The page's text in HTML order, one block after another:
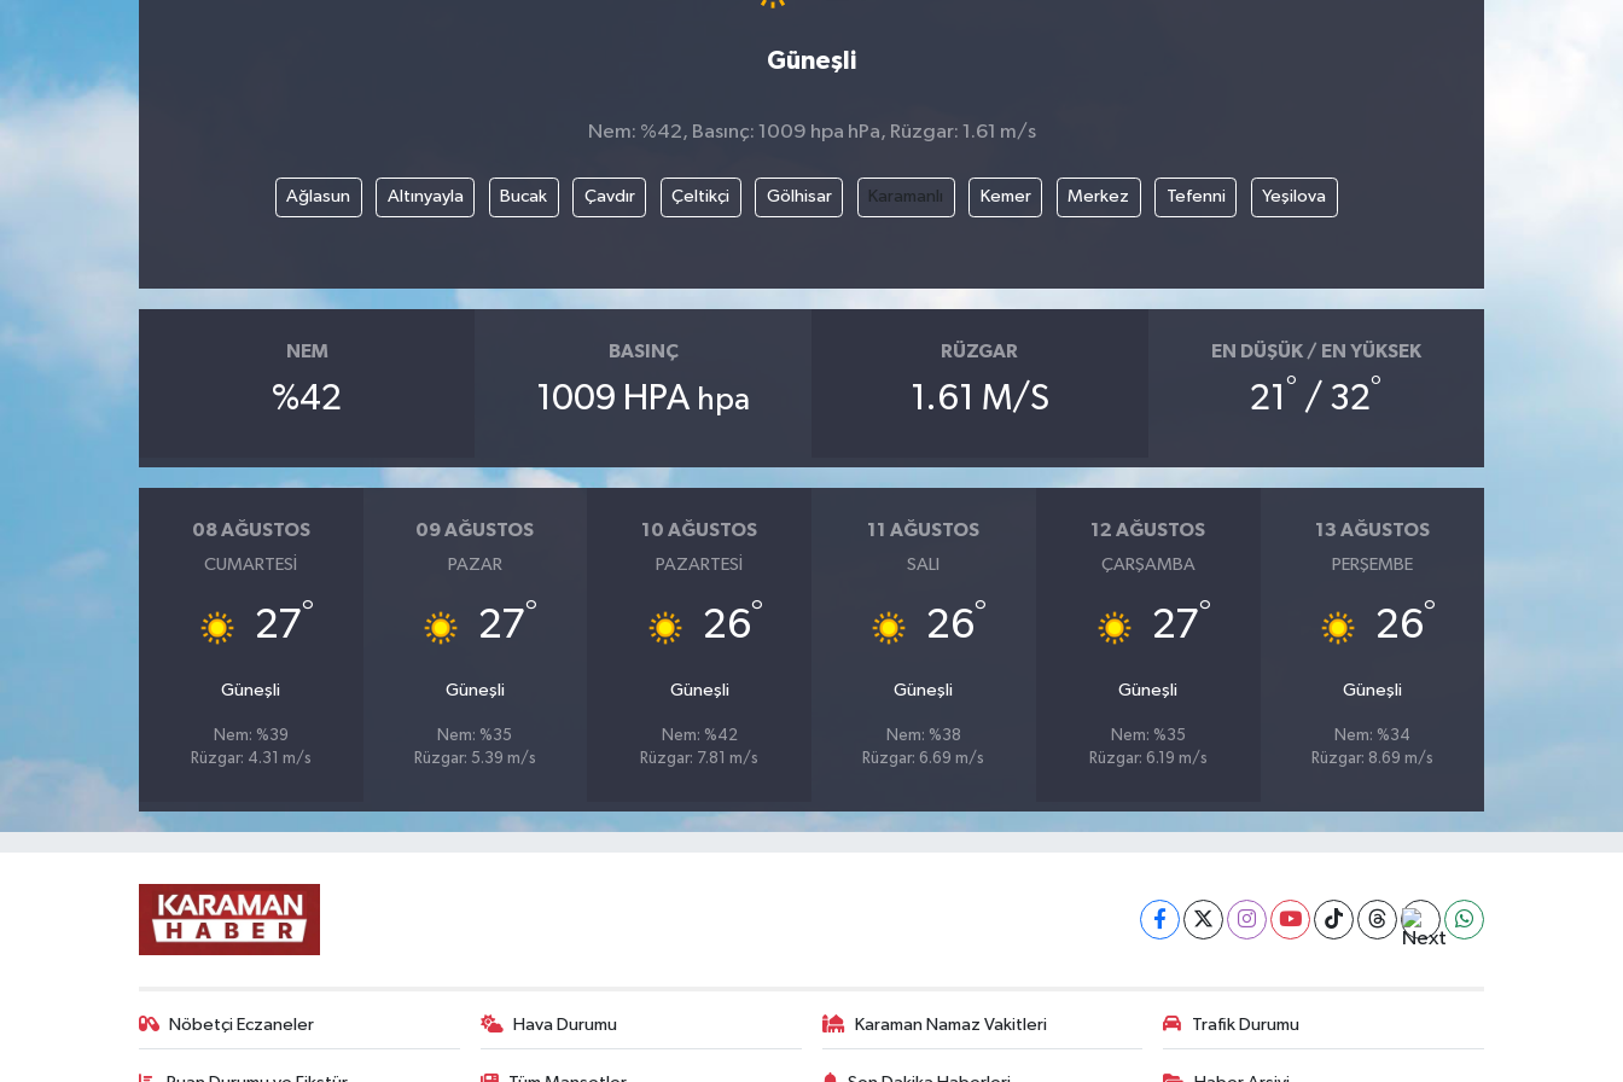
Güneşli
Nem: %42, Basınç: 1009 hpa hPa, Rüzgar: 1.61 m/s
Ağlasun Altınyayla Bucak Çavdır Çeltikçi Gölhisar Karamanlı Kemer Merkez Tefenni Yeşilova
NEM
%42
BASINÇ
1009 HPA hpa
RÜZGAR
1.61 M/S
EN DÜŞÜK / EN YÜKSEK
21 ° / 32°
08 AĞUSTOS
CUMARTESI
27°
Güneşli
Nem: %39
Rüzgar: 4.31 m/s
09 AĞUSTOS
PAZAR
27°
Güneşli
Nem: %35
Rüzgar: 5.39 m/s
10 AĞUSTOS
PAZARTESI
26°
Güneşli
Nem: %42
Rüzgar: 7.81 m/s
11 AĞUSTOS
SALI
26°
Güneşli
Nem: %38
Rüzgar: 6.69 m/s
12 AĞUSTOS
ÇARŞAMBA
27°
Güneşli
Nem: %35
Rüzgar: 6.19 m/s
13 AĞUSTOS
PERŞEMBE
26°
Güneşli
Nem: %34
Rüzgar: 8.69 m/s
Nöbetçi Eczaneler Hava Durumu Karaman Namaz Vakitleri Trafik Durumu
Spor